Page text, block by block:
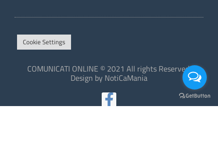
Cookie Settings
COMUNICATI ONLINE © 2021 All rights Reserved.
Design by NotiCaMania